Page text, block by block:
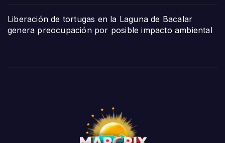
Liberación de tortugas en la Laguna de Bacalar
genera preocupación por posible impacto ambiental